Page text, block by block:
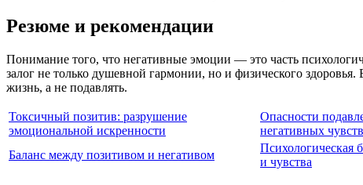
Резюме и рекомендации
Понимание того, что негативные эмоции — это часть
залог не только душевной гармонии, но и физического
жизнь, а не подавлять.
Токсичный позитив: разрушение
эмоциональной искренности
Опасности
негативных чувств
Баланс между позитивом и негативом
Психологическая
и чувства